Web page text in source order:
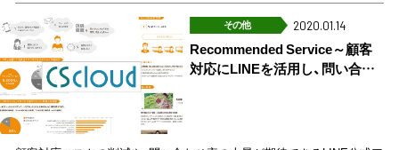
その他 2020.01.14
Recommended Service～顧客
対応にLINEを活用し、問い合…